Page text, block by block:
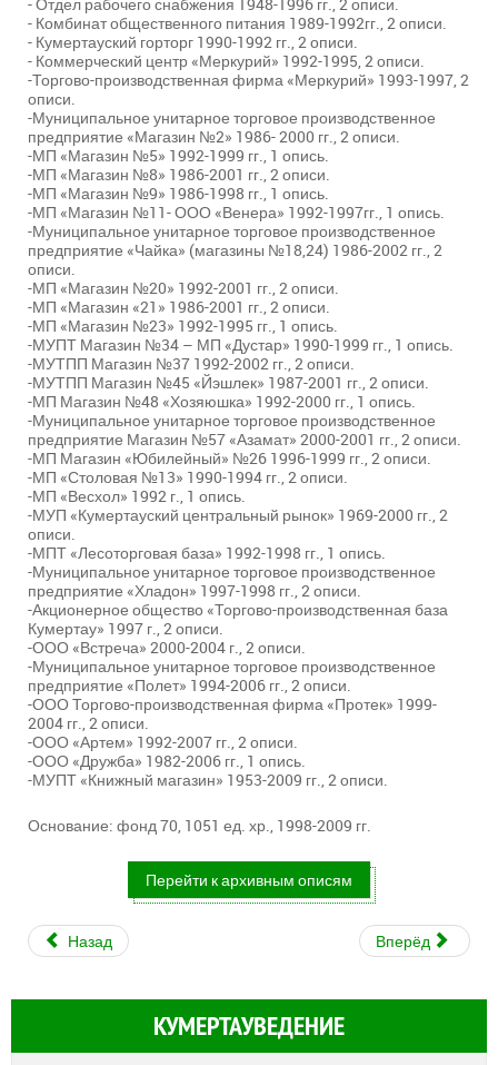
- Комбинат общественного питания 1989-1992гг., 2 описи.
- Кумертауский горторг 1990-1992 гг., 2 описи.
- Коммерческий центр «Меркурий» 1992-1995, 2 описи.
-Торгово-производственная фирма «Меркурий» 1993-1997, 2
описи.
-Муниципальное унитарное торговое производственное
предприятие «Магазин №2» 1986- 2000 гг., 2 описи.
-МП «Магазин №5» 1992-1999 гг., 1 опись.
-МП «Магазин №8» 1986-2001 гг., 2 описи.
-МП «Магазин №9» 1986-1998 гг., 1 опись.
-МП «Магазин №11- ООО «Венера» 1992-1997гг., 1 опись.
-Муниципальное унитарное торговое производственное
предприятие «Чайка» (магазины №18,24) 1986-2002 гг., 2
описи.
-МП «Магазин №20» 1992-2001 гг., 2 описи.
-МП «Магазин «21» 1986-2001 гг., 2 описи.
-МП «Магазин №23» 1992-1995 гг., 1 опись.
-МУПТ Магазин №34 – МП «Дустар» 1990-1999 гг., 1 опись.
-МУТПП Магазин №37 1992-2002 гг., 2 описи.
-МУТПП Магазин №45 «Йэшлек» 1987-2001 гг., 2 описи.
-МП Магазин №48 «Хозяюшка» 1992-2000 гг., 1 опись.
-Муниципальное унитарное торговое производственное
предприятие Магазин №57 «Азамат» 2000-2001 гг., 2 описи.
-МП Магазин «Юбилейный» №26 1996-1999 гг., 2 описи.
-МП «Столовая №13» 1990-1994 гг., 2 описи.
-МП «Весхол» 1992 г., 1 опись.
-МУП «Кумертауский центральный рынок» 1969-2000 гг., 2
описи.
-МПТ «Лесоторговая база» 1992-1998 гг., 1 опись.
-Муниципальное унитарное торговое производственное
предприятие «Хладон» 1997-1998 гг., 2 описи.
-Акционерное общество «Торгово-производственная база
Кумертау» 1997 г., 2 описи.
-ООО «Встреча» 2000-2004 г., 2 описи.
-Муниципальное унитарное торговое производственное
предприятие «Полет» 1994-2006 гг., 2 описи.
-ООО Торгово-производственная фирма «Протек» 1999-
2004 гг., 2 описи.
-ООО «Артем» 1992-2007 гг., 2 описи.
-ООО «Дружба» 1982-2006 гг., 1 опись.
-МУПТ «Книжный магазин» 1953-2009 гг., 2 описи.
Основание: фонд 70, 1051 ед. хр., 1998-2009 гг.
Перейти к архивным описям
Назад Вперёд
КУМЕРТАУВЕДЕНИЕ